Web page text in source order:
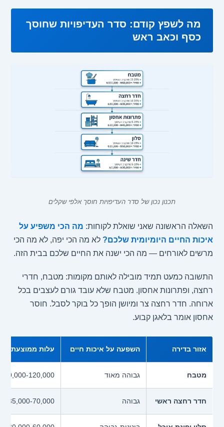
מה לשפץ קודם: סדר העדיפויות שחוסך
כסף וכאב ראש
תכנון נכון של סדר העדיפויות חוסך אלפי שקלים
השאלה הראשונה שאני שואלת לקוחות: מה הכי משפיע על
איכות החיים היומיומית שלכם? לא מה הכי יפה, לא מה הכי
מרשים לאורחים — מה הכי ישנה את החיים שלכם בבית הזה.
התשובה כמעט תמיד מובילה לאותם מקומות: מטבח, חדרי
רחצה, ופתרונות אחסון. מטבח שלא עובד גורם לעצבים בכל
ארוחה. חדר רחצה צר ומיושן הופך כל בוקר לסבל. חוסר
אחסון אומר בלאגן קבוע.
אזור בדירה השפעה על איכות חיים עלות ממוצעת
מטבח גבוהה מאוד 60,000-120,000 ש"ח
חדר רחצה ראשי גבוהה 35,000-70,000 ש"ח